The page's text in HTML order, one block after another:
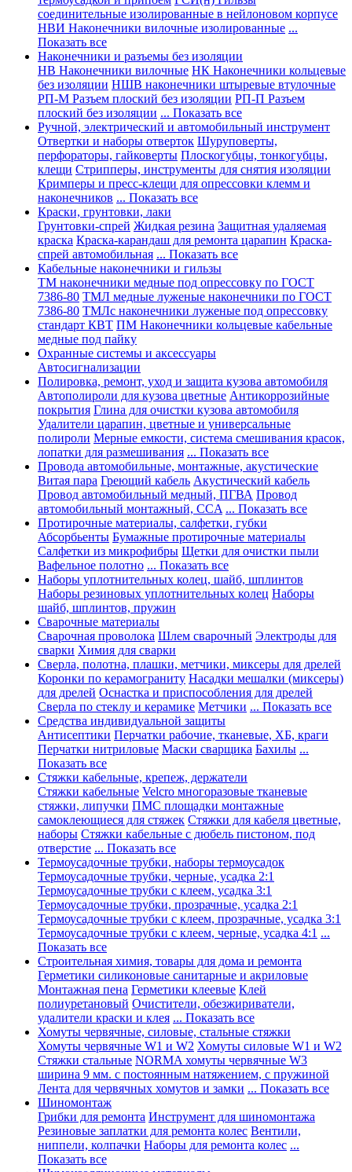
соединительные изолированные в нейлоновом корпусе
НВИ Наконечники вилочные изолированные ...
Показать все
Наконечники и разъемы без изоляции
НВ Наконечники вилочные НК Наконечники кольцевые
без изоляции НШВ наконечники штыревые втулочные
РП-М Разъем плоский без изоляции РП-П Разъем
плоский без изоляции ... Показать все
Ручной, электрический и автомобильный инструмент
Отвертки и наборы отверток Шуруповерты,
перфораторы, гайковерты Плоскогубцы, тонкогубцы,
клещи Стрипперы, инструменты для снятия изоляции
Кримперы и пресс-клещи для опрессовки клемм и
наконечников ... Показать все
Краски, грунтовки, лаки
Грунтовки-спрей Жидкая резина Защитная удаляемая
краска Краска-карандаш для ремонта царапин Краска-
спрей автомобильная ... Показать все
Кабельные наконечники и гильзы
ТМ наконечники медные под опрессовку по ГОСТ
7386-80 ТМЛ медные луженые наконечники по ГОСТ
7386-80 ТМЛс наконечники луженые под опрессовку
стандарт КВТ ПМ Наконечники кольцевые кабельные
медные под пайку
Охранные системы и аксессуары
Автосигнализации
Полировка, ремонт, уход и защита кузова автомобиля
Автополироли для кузова цветные Антикоррозийные
покрытия Глина для очистки кузова автомобиля
Удалители царапин, цветные и универсальные
полироли Мерные емкости, система смешивания красок,
лопатки для размешивания ... Показать все
Провода автомобильные, монтажные, акустические
Витая пара Греющий кабель Акустический кабель
Провод автомобильный медный, ПГВА Провод
автомобильный монтажный, CCA ... Показать все
Протирочные материалы, салфетки, губки
Абсорбьенты Бумажные протирочные материалы
Салфетки из микрофибры Щетки для очистки пыли
Вафельное полотно ... Показать все
Наборы уплотнительных колец, шайб, шплинтов
Наборы резиновых уплотнительных колец Наборы
шайб, шплинтов, пружин
Сварочные материалы
Сварочная проволока Шлем сварочный Электроды для
сварки Химия для сварки
Сверла, полотна, плашки, метчики, миксеры для дрелей
Коронки по керамограниту Насадки мешалки (миксеры)
для дрелей Оснастка и приспособления для дрелей
Сверла по стеклу и керамике Метчики ... Показать все
Средства индивидуальной защиты
Антисептики Перчатки рабочие, тканевые, ХБ, краги
Перчатки нитриловые Маски сварщика Бахилы ...
Показать все
Стяжки кабельные, крепеж, держатели
Стяжки кабельные Velcro многоразовые тканевые
стяжки, липучки ПМС площадки монтажные
самоклеющиеся для стяжек Стяжки для кабеля цветные,
наборы Стяжки кабельные с дюбель пистоном, под
отверстие ... Показать все
Термоусадочные трубки, наборы термоусадок
Термоусадочные трубки, черные, усадка 2:1
Термоусадочные трубки с клеем, усадка 3:1
Термоусадочные трубки, прозрачные, усадка 2:1
Термоусадочные трубки с клеем, прозрачные, усадка 3:1
Термоусадочные трубки с клеем, черные, усадка 4:1 ...
Показать все
Строительная химия, товары для дома и ремонта
Герметики силиконовые санитарные и акриловые
Монтажная пена Герметики клеевые Клей
полиуретановый Очистители, обезжириватели,
удалители краски и клея ... Показать все
Хомуты червячные, силовые, стальные стяжки
Хомуты червячные W1 и W2 Хомуты силовые W1 и W2
Стяжки стальные NORMA хомуты червячные W3
ширина 9 мм. с постоянным натяжением, с пружиной
Лента для червячных хомутов и замки ... Показать все
Шиномонтаж
Грибки для ремонта Инструмент для шиномонтажа
Резиновые заплатки для ремонта колес Вентили,
ниппели, колпачки Наборы для ремонта колес ...
Показать все